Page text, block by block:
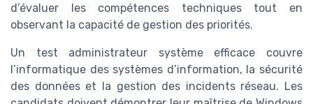
d’évaluer les compétences techniques tout en
observant la capacité de gestion des priorités.
Un test administrateur système efficace couvre
l’informatique des systèmes d’information, la sécurité
des données et la gestion des incidents réseau. Les